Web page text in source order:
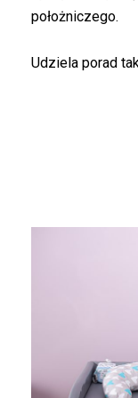
położniczego.
Udziela porad